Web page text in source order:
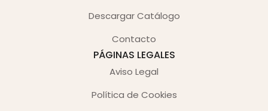
Descargar Catálogo
Contacto
PÁGINAS LEGALES
Aviso Legal
Política de Cookies